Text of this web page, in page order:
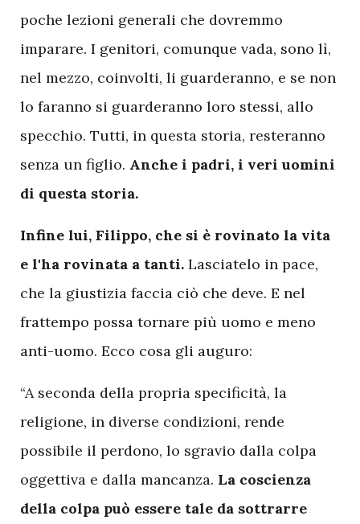
poche lezioni generali che dovremmo
imparare. I genitori, comunque vada, sono lì,
nel mezzo, coinvolti, li guarderanno, e se non
lo faranno si guarderanno loro stessi, allo
specchio. Tutti, in questa storia, resteranno
senza un figlio. Anche i padri, i veri uomini
di questa storia.
Infine lui, Filippo, che si è rovinato la vita
e l'ha rovinata a tanti. Lasciatelo in pace,
che la giustizia faccia ciò che deve. E nel
frattempo possa tornare più uomo e meno
anti-uomo. Ecco cosa gli auguro:
“A seconda della propria specificità, la
religione, in diverse condizioni, rende
possibile il perdono, lo sgravio dalla colpa
oggettiva e dalla mancanza. La coscienza
della colpa può essere tale da sottrarre